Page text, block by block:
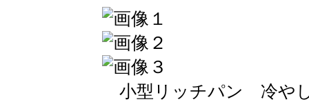
小型リッチパン 冷や